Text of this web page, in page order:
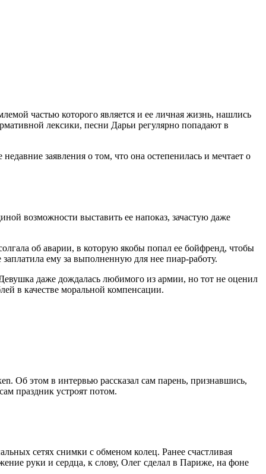
частью которого является и ее личная жизнь, нашлись
лексики, песни Дарьи регулярно попадают в
заявления о том, что она остепенилась и мечтает о
возможности выставить ее напоказ, зачастую даже
об аварии, в которую якобы попал ее бойфренд, чтобы
ему за выполненную для нее пиар-работу.
даже дождалась любимого из армии, но тот не оценил
в качестве моральной компенсации.
Об этом в интервью рассказал сам парень, признавшись,
праздник устроят потом.
сетях снимки с обменом колец. Ранее счастливая
руки и сердца, к слову, Олег сделал в Париже, на фоне